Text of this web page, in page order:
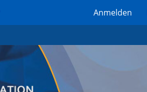
Anmelden